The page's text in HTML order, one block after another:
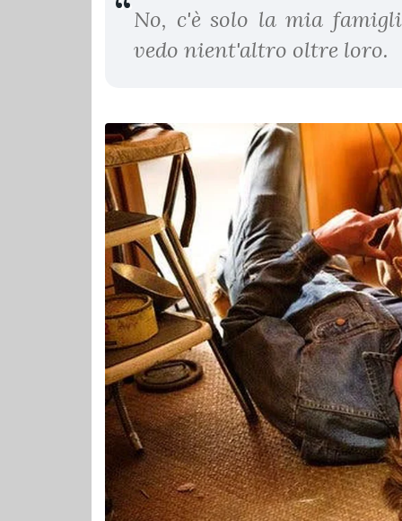
No, c'è solo la mia
vedo nient'altro oltre loro.